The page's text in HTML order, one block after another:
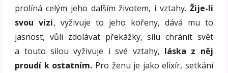
prolíná celým jeho dalším životem, i vztahy. Žije-li
svou vizi, vyživuje to jeho kořeny, dává mu to
jasnost, vůli zdolávat překážky, sílu chránit svět
a touto silou vyživuje i své vztahy, láska z něj
proudí k ostatním. Pro ženu je jako elixír, setkání